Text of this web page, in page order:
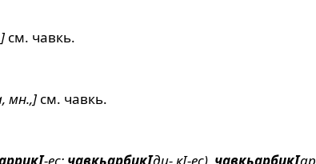
см. чавкь.
мн.,] см. чавкь.